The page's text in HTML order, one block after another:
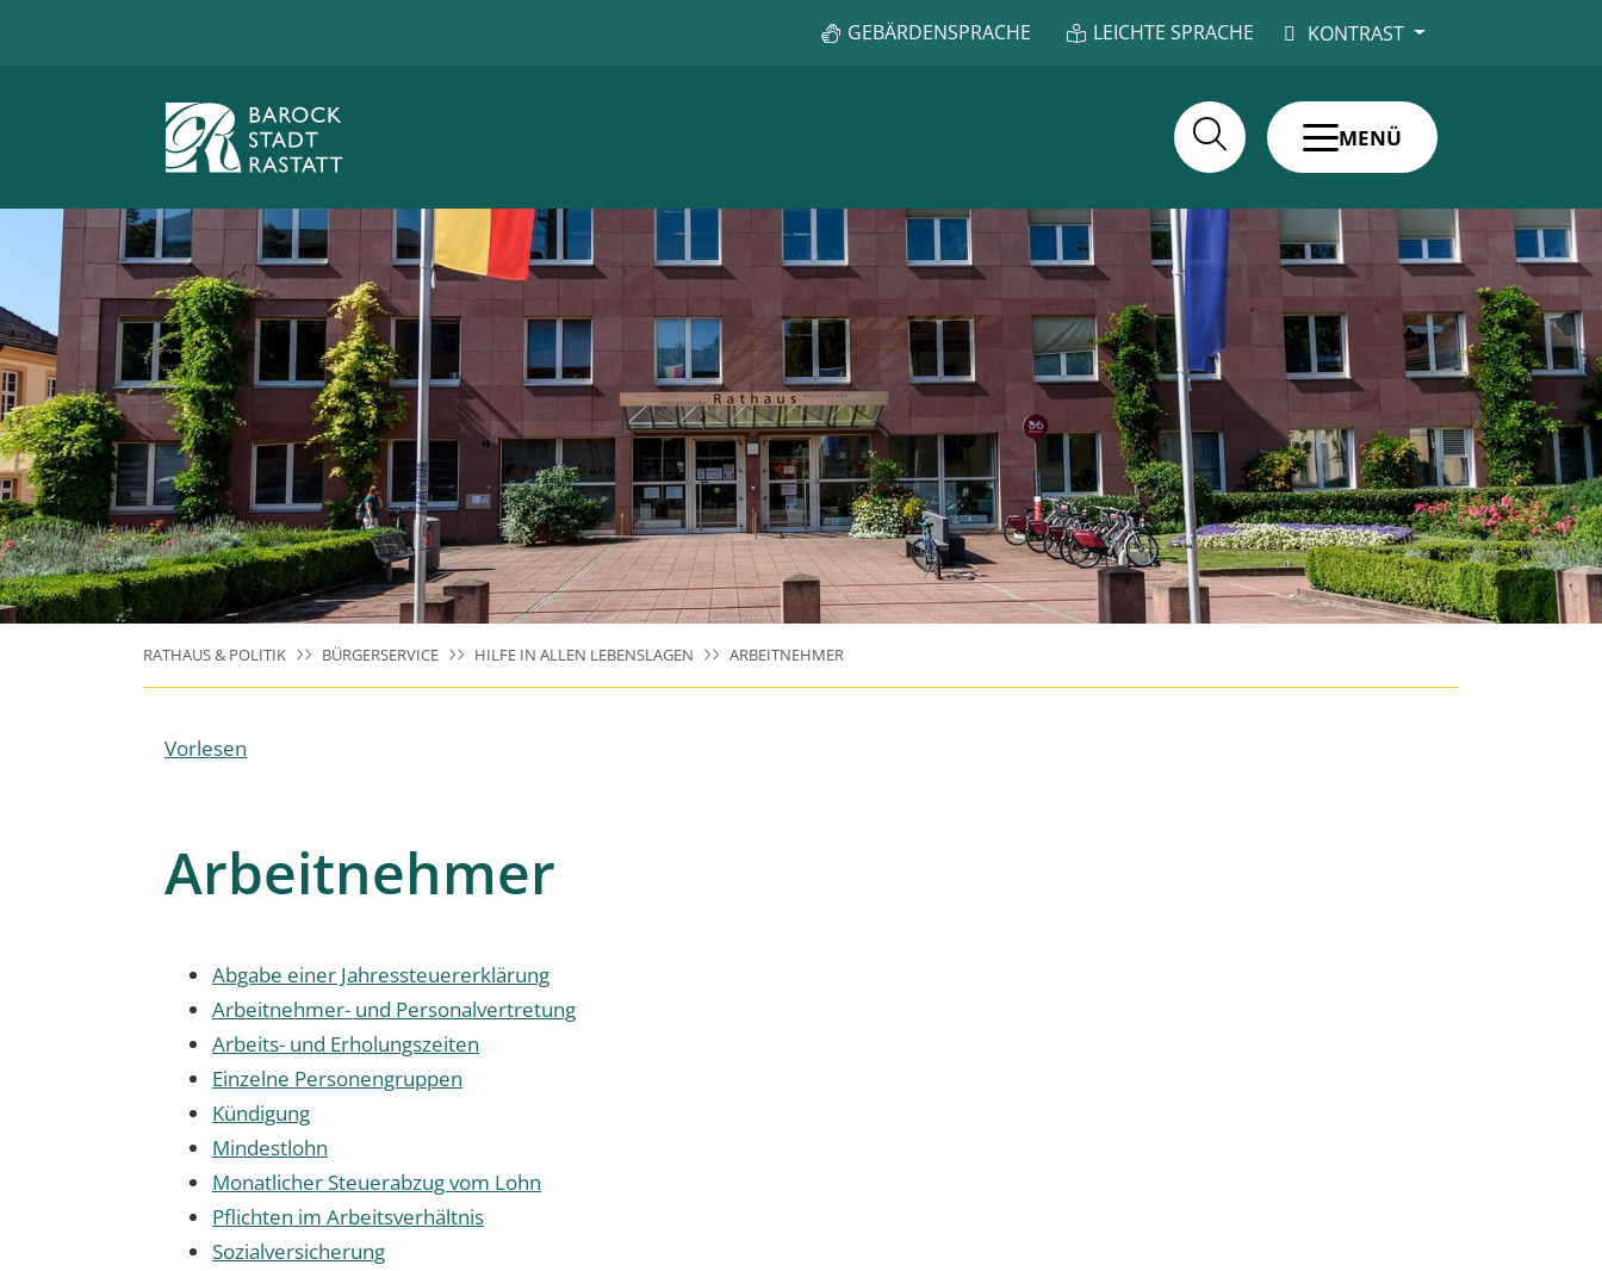
GEBÄRDENSPRACHE LEICHTE SPRACHE KONTRAST
MENÜ
RATHAUS & POLITIK BÜRGERSERVICE HILFE IN ALLEN LEBENSLAGEN ARBEITNEHMER
Vorlesen
Arbeitnehmer
Abgabe einer Jahressteuererklärung
Arbeitnehmer- und Personalvertretung
Arbeits- und Erholungszeiten
Einzelne Personengruppen
Kündigung
Mindestlohn
Monatlicher Steuerabzug vom Lohn
Pflichten im Arbeitsverhältnis
Sozialversicherung